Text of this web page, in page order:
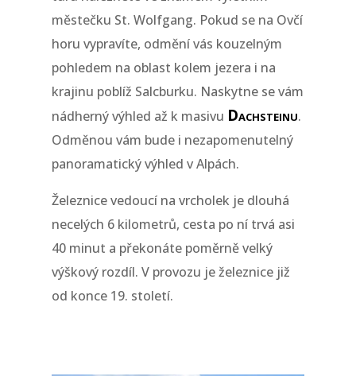
městečku St. Wolfgang. Pokud se na Ovčí
horu vypravíte, odmění vás kouzelným
pohledem na oblast kolem jezera i na
krajinu poblíž Salcburku. Naskytne se vám
nádherný výhled až k masivu Dachsteinu.
Odměnou vám bude i nezapomenutelný
panoramatický výhled v Alpách.
Železnice vedoucí na vrcholek je dlouhá
necelých 6 kilometrů, cesta po ní trvá asi
40 minut a překonáte poměrně velký
výškový rozdíl. V provozu je železnice již
od konce 19. století.